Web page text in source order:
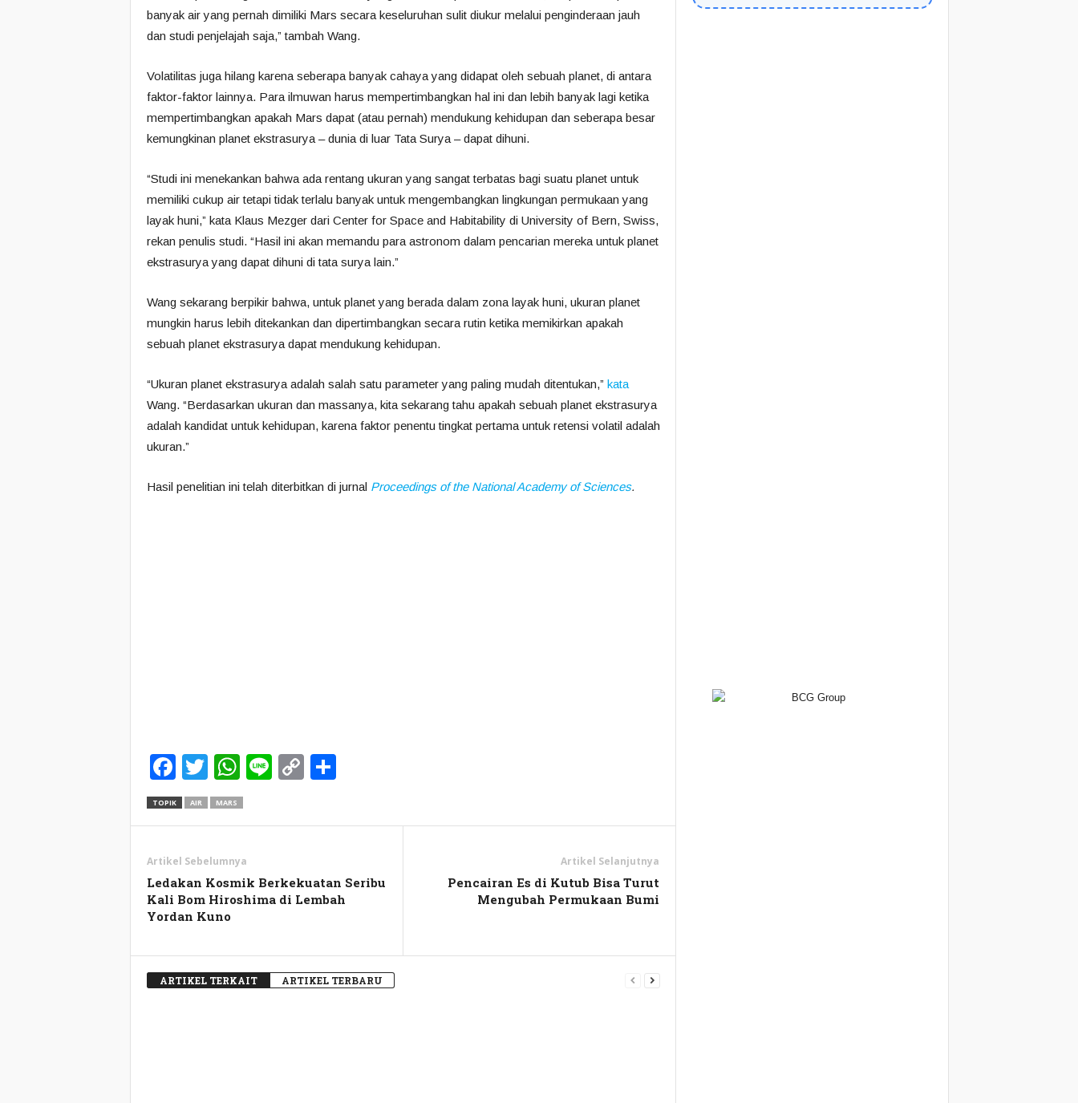
banyak air yang pernah dimiliki Mars secara keseluruhan sulit diukur melalui penginderaan jauh
dan studi penjelajah saja,” tambah Wang.
Volatilitas juga hilang karena seberapa banyak cahaya yang didapat oleh sebuah planet, di antara
faktor-faktor lainnya. Para ilmuwan harus mempertimbangkan hal ini dan lebih banyak lagi ketika
mempertimbangkan apakah Mars dapat (atau pernah) mendukung kehidupan dan seberapa besar
kemungkinan planet ekstrasurya – dunia di luar Tata Surya – dapat dihuni.
“Studi ini menekankan bahwa ada rentang ukuran yang sangat terbatas bagi suatu planet untuk
memiliki cukup air tetapi tidak terlalu banyak untuk mengembangkan lingkungan permukaan yang
layak huni,” kata Klaus Mezger dari Center for Space and Habitability di University of Bern, Swiss,
rekan penulis studi. “Hasil ini akan memandu para astronom dalam pencarian mereka untuk planet
ekstrasurya yang dapat dihuni di tata surya lain.”
Wang sekarang berpikir bahwa, untuk planet yang berada dalam zona layak huni, ukuran planet
mungkin harus lebih ditekankan dan dipertimbangkan secara rutin ketika memikirkan apakah
sebuah planet ekstrasurya dapat mendukung kehidupan.
“Ukuran planet ekstrasurya adalah salah satu parameter yang paling mudah ditentukan,” kata
Wang. “Berdasarkan ukuran dan massanya, kita sekarang tahu apakah sebuah planet ekstrasurya
adalah kandidat untuk kehidupan, karena faktor penentu tingkat pertama untuk retensi volatil adalah
ukuran.”
Hasil penelitian ini telah diterbitkan di jurnal Proceedings of the National Academy of Sciences.
Facebook
Twitter
WhatsApp
LineCopy
TOPIK AIR MARS
Artikel Sebelumnya
Ledakan Kosmik Berkekuatan Seribu
Kali Bom Hiroshima di Lembah
Yordan Kuno
Artikel Selanjutnya
Pencairan Es di Kutub Bisa Turut
Mengubah Permukaan Bumi
ARTIKEL TERKAIT ARTIKEL TERBARU